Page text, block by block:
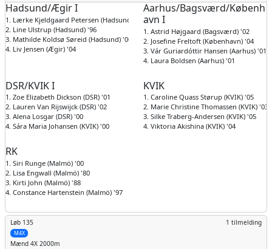
Hadsund/Ægir I
1. Lærke Kjeldgaard Petersen (Hadsund) '99
2. Line Ulstrup (Hadsund) '96
3. Mathilde Koldsø Søreid (Hadsund) '00
4. Liv Jensen (Ægir) '04
Aarhus/Bagsværd/Københ
avn I
1. Astrid Højgaard (Bagsværd) '02
2. Josefine Freltoft (København) '04
3. Vár Guriardóttir Hansen (Aarhus) '01
4. Laura Boldsen (Aarhus) '01
DSR/KVIK I
1. Zoe Elizabeth Dickson (DSR) '01
2. Lauren Van Rijswijck (DSR) '02
3. Alena Losgar (DSR) '00
4. Sára Maria Johansen (KVIK) '00
KVIK
1. Caroline Quass Størup (KVIK) '05
2. Marie Christine Thomassen (KVIK) '03
3. Silke Traberg-Andersen (KVIK) '05
4. Viktoria Akishina (KVIK) '04
RK
1. Siri Runge (Malmö) '00
2. Lisa Engwall (Malmö) '80
3. Kirti John (Malmö) '88
4. Constance Hartenstein (Malmö) '97
Løb 135 1 tilmelding
M4X
Mænd 4X 2000m